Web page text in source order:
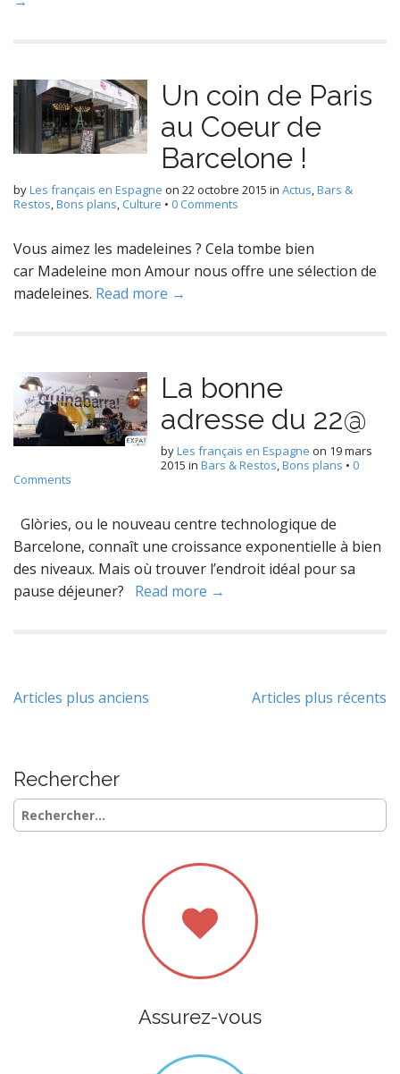
Un coin de Paris
au Coeur de
Barcelone !
byLes français en Espagne on 22 octobre 2015 in Actus,Bars &
Restos,Bons plans, Culture • 0 Comments
Vous aimez les madeleines ? Cela tombe bien
car Madeleine mon Amour nous offre une sélection de
madeleines. Read more →
La bonne
adresse du 22@
byLes français en Espagne on 19 mars
2015 in Bars & Restos,Bons plans • 0
Comments
Glòries, ou le nouveau centre technologique de
Barcelone, connaît une croissance exponentielle à bien
des niveaux. Mais où trouver l’endroit idéal pour sa
pause déjeuner? Read more →
Navigation
Articles plus anciens Articles plus récents
Rechercher
Rechercher :
Assurez-vous